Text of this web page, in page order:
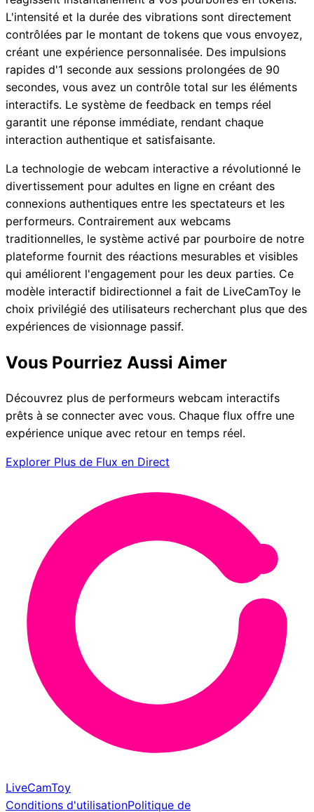
L'intensité et la durée des vibrations sont directement
contrôlées par le montant de tokens que vous envoyez,
créant une expérience personnalisée. Des impulsions
rapides d'1 seconde aux sessions prolongées de 90
secondes, vous avez un contrôle total sur les éléments
interactifs. Le système de feedback en temps réel
garantit une réponse immédiate, rendant chaque
interaction authentique et satisfaisante.
La technologie de webcam interactive a révolutionné le
divertissement pour adultes en ligne en créant des
connexions authentiques entre les spectateurs et les
performeurs. Contrairement aux webcams
traditionnelles, le système activé par pourboire de notre
plateforme fournit des réactions mesurables et visibles
qui améliorent l'engagement pour les deux parties. Ce
modèle interactif bidirectionnel a fait de LiveCamToy le
choix privilégié des utilisateurs recherchant plus que des
expériences de visionnage passif.
Vous Pourriez Aussi Aimer
Découvrez plus de performeurs webcam interactifs
prêts à se connecter avec vous. Chaque flux offre une
expérience unique avec retour en temps réel.
Explorer Plus de Flux en Direct
LiveCamToy
Conditions d'utilisationPolitique de